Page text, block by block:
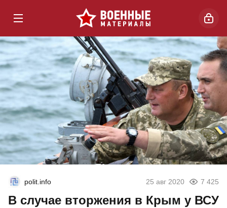
polit.info 25 авг 2020 7 425
В случае вторжения в Крым у ВСУ